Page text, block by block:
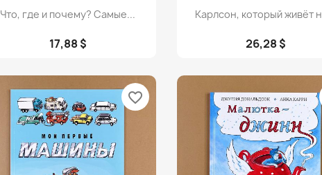
Просмотр
Что, где и почему? Самые...
17,88 $
Просмотр
Карлсон, который живёт
26,28 $
favorite_border